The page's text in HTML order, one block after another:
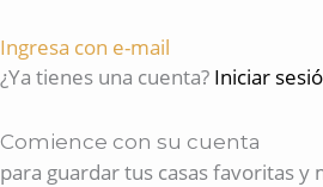
Ingresa con e-mail
¿Ya tienes una cuenta? Iniciar
Comience con su cuenta
para guardar tus casas favoritas y